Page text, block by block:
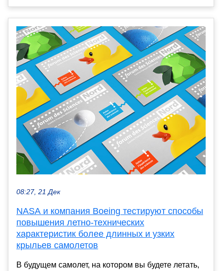
08:27, 21 Дек
NASA и компания Boeing тестируют способы
повышения летно-технических
характеристик более длинных и узких
крыльев самолетов
В будущем самолет, на котором вы будете летать,